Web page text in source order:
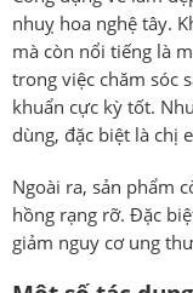
nhuỵ hoa nghệ tây.
mà còn nổi tiếng là
trong việc chăm sóc
khuẩn cực kỳ tốt.
dùng, đặc biệt là chị
Ngoài ra, sản phẩm
hồng rạng rỡ. Đặc
giảm nguy cơ ung